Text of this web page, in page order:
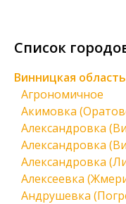
Список
Винницкая область
Агрономичное
Акимовка
Александровка
Александровка
Александровка
Алексеевка
Андрушевка